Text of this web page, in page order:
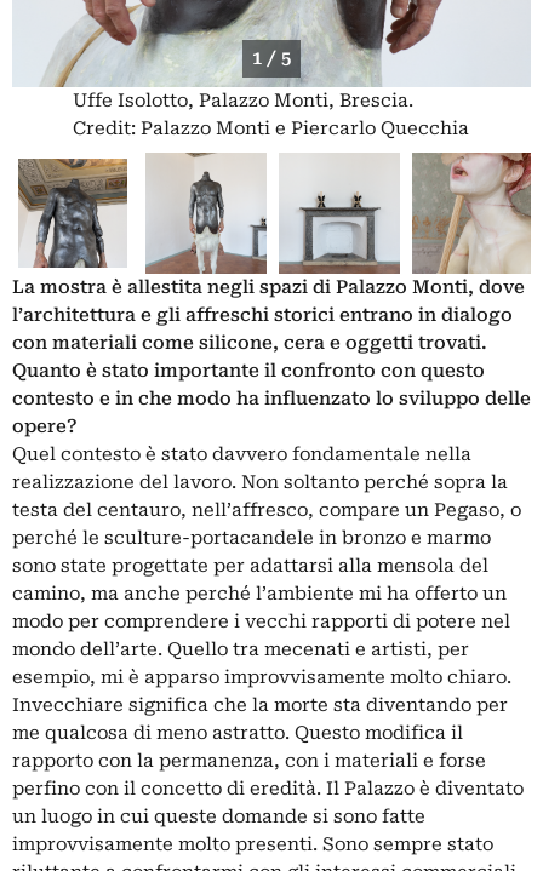
1 / 5
Uffe Isolotto, Palazzo Monti, Brescia.
Credit: Palazzo Monti e Piercarlo Quecchia
La mostra è allestita negli spazi di Palazzo Monti, dove
l’architettura e gli affreschi storici entrano in dialogo
con materiali come silicone, cera e oggetti trovati.
Quanto è stato importante il confronto con questo
contesto e in che modo ha influenzato lo sviluppo delle
opere?
Quel contesto è stato davvero fondamentale nella
realizzazione del lavoro. Non soltanto perché sopra la
testa del centauro, nell’affresco, compare un Pegaso, o
perché le sculture-portacandele in bronzo e marmo
sono state progettate per adattarsi alla mensola del
camino, ma anche perché l’ambiente mi ha offerto un
modo per comprendere i vecchi rapporti di potere nel
mondo dell’arte. Quello tra mecenati e artisti, per
esempio, mi è apparso improvvisamente molto chiaro.
Invecchiare significa che la morte sta diventando per
me qualcosa di meno astratto. Questo modifica il
rapporto con la permanenza, con i materiali e forse
perfino con il concetto di eredità. Il Palazzo è diventato
un luogo in cui queste domande si sono fatte
improvvisamente molto presenti. Sono sempre stato